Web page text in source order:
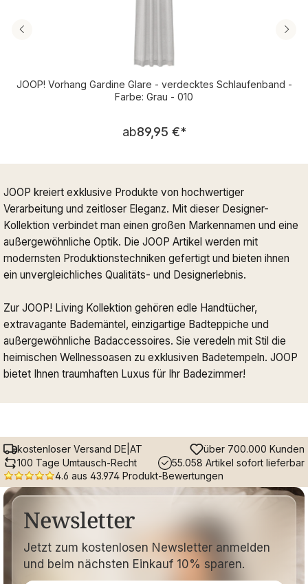
JOOP! Vorhang Gardine Glare - verdecktes Schlaufenband -
Farbe: Grau - 010
Regulärer Preis:
ab89,95 €*
JOOP kreiert exklusive Produkte von hochwertiger
Verarbeitung und zeitloser Eleganz. Mit dieser Designer-
Kollektion verbindet man einen großen Markennamen und eine
außergewöhnliche Optik. Die JOOP Artikel werden mit
modernsten Produktionstechniken gefertigt und bieten ihnen
ein unvergleichliches Qualitäts- und Designerlebnis.
Zur JOOP! Living Kollektion gehören edle Handtücher,
extravagante Bademäntel, einzigartige Badteppiche und
außergewöhnliche Badaccessoires. Sie veredeln mit Stil die
heimischen Wellnessoasen zu exklusiven Badetempeln. JOOP
bietet Ihnen traumhaften Luxus für Ihr Badezimmer!
kostenloser Versand DE|AT
über 700.000 Kunden
100 Tage Umtausch-Recht
55.058 Artikel sofort lieferbar
4.6 aus 43.974 Produkt-Bewertungen
Newsletter
Jetzt zum kostenlosen Newsletter anmelden
und beim nächsten Einkauf 10% sparen.